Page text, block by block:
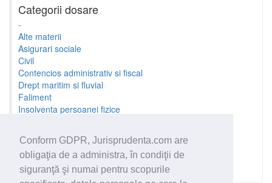
Conform GDPR, Jurisprudenta.com are
obligaţia de a administra, în condiţii de
siguranţă şi numai pentru scopurile
Categorii dosare
-
Alte materii
Asigurari sociale
Civil
Contencios administrativ si fiscal
Drept maritim si fluvial
Faliment
Insolventa persoanei fizice
Minori si familie
Penal
Proprietate Intelectuala